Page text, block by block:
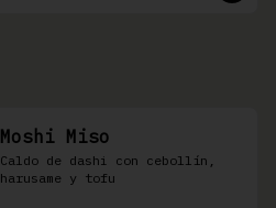
Moshi Miso
Caldo de dashi con cebollín,
harusame y tofu